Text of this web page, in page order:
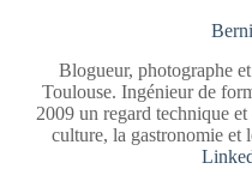
Blogueur, photographe
Toulouse. Ingénieur de
2009 un regard technique
culture, la gastronomie et